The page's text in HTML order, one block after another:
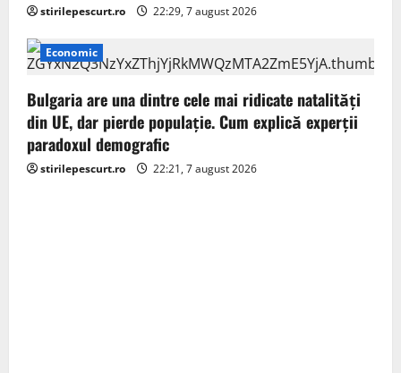
stirilepescurt.ro 22:29, 7 august 2026
Economic
Bulgaria are una dintre cele mai ridicate natalități
din UE, dar pierde populație. Cum explică experții
paradoxul demografic
stirilepescurt.ro 22:21, 7 august 2026